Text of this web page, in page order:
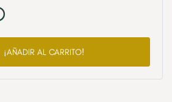
¡AÑADIR AL CARRITO!